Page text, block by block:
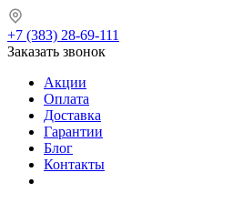
+7 (383) 28-69-111
Заказать звонок
Акции
Оплата
Доставка
Гарантии
Блог
Контакты